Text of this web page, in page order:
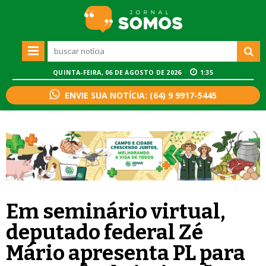
QUINTA-FEIRA, 06 DE AGOSTO DE 2026 1:35
ENVIE SUA NOTÍCIA: (64) 9 9917-5445
Em seminário virtual,
deputado federal Zé
Mário apresenta PL para